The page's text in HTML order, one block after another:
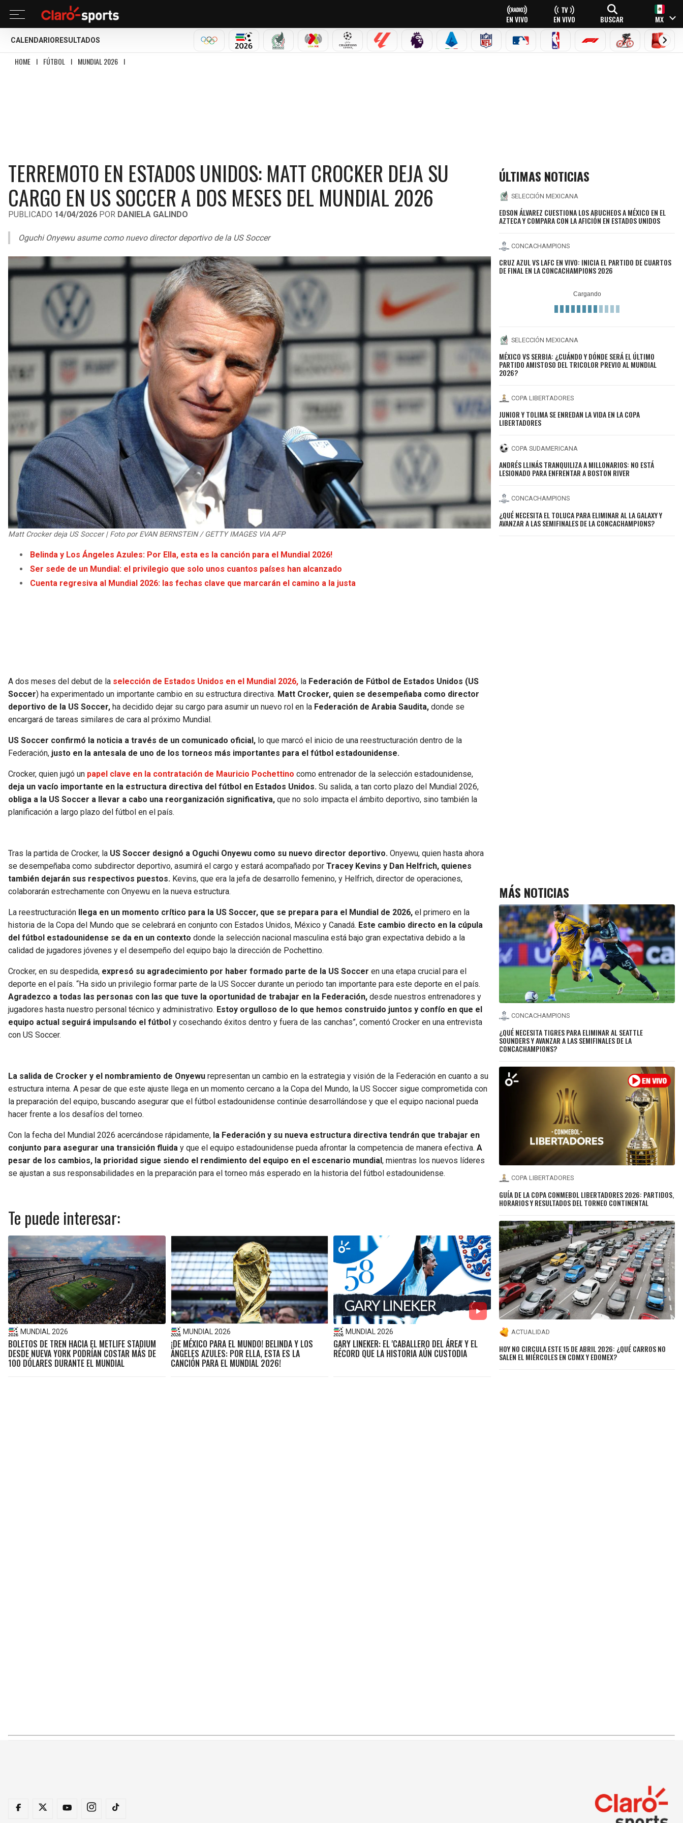
EN VIVO EN VIVO BUSCAR MX
CALENDARIO RESULTADOS
OLÍMPICOSMUNDIAL 2026SELECCIÓN MEXICANA
LIGA MX CHAMPIONS LEAGUE
LALIGA PREMIER LEAGUE
SERIE A NFL MLB NBA FÓRMULA 1CICLISMOBOXEO
HOME I FÚTBOL I MUNDIAL 2026 I
TERREMOTO EN ESTADOS UNIDOS: MATT CROCKER DEJA SU
CARGO EN US SOCCER A DOS MESES DEL MUNDIAL 2026
PUBLICADO 14/04/2026 POR DANIELA GALINDO
Oguchi Onyewu asume como nuevo director deportivo de la US Soccer
Matt Crocker deja US Soccer | Foto por EVAN BERNSTEIN / GETTY IMAGES VIA AFP
Belinda y Los Ángeles Azules: Por Ella, esta es la canción para el Mundial 2026!
Ser sede de un Mundial: el privilegio que solo unos cuantos países han alcanzado
Cuenta regresiva al Mundial 2026: las fechas clave que marcarán el camino a la justa
A dos meses del debut de la selección de Estados Unidos en el Mundial 2026, la Federación de Fútbol de Estados Unidos (US
Soccer) ha experimentado un importante cambio en su estructura directiva. Matt Crocker, quien se desempeñaba como director
deportivo de la US Soccer, ha decidido dejar su cargo para asumir un nuevo rol en la Federación de Arabia Saudita, donde se
encargará de tareas similares de cara al próximo Mundial.
US Soccer confirmó la noticia a través de un comunicado oficial, lo que marcó el inicio de una reestructuración dentro de la
Federación, justo en la antesala de uno de los torneos más importantes para el fútbol estadounidense.
Crocker, quien jugó un papel clave en la contratación de Mauricio Pochettino como entrenador de la selección estadounidense,
deja un vacío importante en la estructura directiva del fútbol en Estados Unidos. Su salida, a tan corto plazo del Mundial 2026,
obliga a la US Soccer a llevar a cabo una reorganización significativa, que no solo impacta el ámbito deportivo, sino también la
planificación a largo plazo del fútbol en el país.
Tras la partida de Crocker, la US Soccer designó a Oguchi Onyewu como su nuevo director deportivo. Onyewu, quien hasta ahora
se desempeñaba como subdirector deportivo, asumirá el cargo y estará acompañado por Tracey Kevins y Dan Helfrich, quienes
también dejarán sus respectivos puestos. Kevins, que era la jefa de desarrollo femenino, y Helfrich, director de operaciones,
colaborarán estrechamente con Onyewu en la nueva estructura.
La reestructuración llega en un momento crítico para la US Soccer, que se prepara para el Mundial de 2026, el primero en la
historia de la Copa del Mundo que se celebrará en conjunto con Estados Unidos, México y Canadá. Este cambio directo en la cúpula
del fútbol estadounidense se da en un contexto donde la selección nacional masculina está bajo gran expectativa debido a la
calidad de jugadores jóvenes y el desempeño del equipo bajo la dirección de Pochettino.
Crocker, en su despedida, expresó su agradecimiento por haber formado parte de la US Soccer en una etapa crucial para el
deporte en el país. “Ha sido un privilegio formar parte de la US Soccer durante un periodo tan importante para este deporte en el país.
Agradezco a todas las personas con las que tuve la oportunidad de trabajar en la Federación, desde nuestros entrenadores y
jugadores hasta nuestro personal técnico y administrativo. Estoy orgulloso de lo que hemos construido juntos y confío en que el
equipo actual seguirá impulsando el fútbol y cosechando éxitos dentro y fuera de las canchas”, comentó Crocker en una entrevista
con US Soccer.
La salida de Crocker y el nombramiento de Onyewu representan un cambio en la estrategia y visión de la Federación en cuanto a su
estructura interna. A pesar de que este ajuste llega en un momento cercano a la Copa del Mundo, la US Soccer sigue comprometida con
la preparación del equipo, buscando asegurar que el fútbol estadounidense continúe desarrollándose y que el equipo nacional pueda
hacer frente a los desafíos del torneo.
Con la fecha del Mundial 2026 acercándose rápidamente, la Federación y su nueva estructura directiva tendrán que trabajar en
conjunto para asegurar una transición fluida y que el equipo estadounidense pueda afrontar la competencia de manera efectiva. A
pesar de los cambios, la prioridad sigue siendo el rendimiento del equipo en el escenario mundial, mientras los nuevos líderes
se ajustan a sus responsabilidades en la preparación para el torneo más esperado en la historia del fútbol estadounidense.
Te puede interesar:
MUNDIAL 2026
BOLETOS DE TREN HACIA EL METLIFE STADIUM
DESDE NUEVA YORK PODRÍAN COSTAR MÁS DE
100 DÓLARES DURANTE EL MUNDIAL
MUNDIAL 2026
¡DE MÉXICO PARA EL MUNDO! BELINDA Y LOS
ÁNGELES AZULES: POR ELLA, ESTA ES LA
CANCIÓN PARA EL MUNDIAL 2026!
MUNDIAL 2026
GARY LINEKER: EL 'CABALLERO DEL ÁREA' Y EL
RÉCORD QUE LA HISTORIA AÚN CUSTODIA
ÚLTIMAS NOTICIAS
SELECCIÓN MEXICANA
EDSON ÁLVAREZ CUESTIONA LOS ABUCHEOS A MÉXICO EN EL
AZTECA Y COMPARA CON LA AFICIÓN EN ESTADOS UNIDOS
CONCACHAMPIONS
CRUZ AZUL VS LAFC EN VIVO: INICIA EL PARTIDO DE CUARTOS
DE FINAL EN LA CONCACHAMPIONS 2026
SELECCIÓN MEXICANA
MÉXICO VS SERBIA: ¿CUÁNDO Y DÓNDE SERÁ EL ÚLTIMO
PARTIDO AMISTOSO DEL TRICOLOR PREVIO AL MUNDIAL
2026?
COPA LIBERTADORES
JUNIOR Y TOLIMA SE ENREDAN LA VIDA EN LA COPA
LIBERTADORES
COPA SUDAMERICANA
ANDRÉS LLINÁS TRANQUILIZA A MILLONARIOS: NO ESTÁ
LESIONADO PARA ENFRENTAR A BOSTON RIVER
CONCACHAMPIONS
¿QUÉ NECESITA EL TOLUCA PARA ELIMINAR AL LA GALAXY Y
AVANZAR A LAS SEMIFINALES DE LA CONCACHAMPIONS?
MÁS NOTICIAS
CONCACHAMPIONS
¿QUÉ NECESITA TIGRES PARA ELIMINAR AL SEATTLE
SOUNDERS Y AVANZAR A LAS SEMIFINALES DE LA
CONCACHAMPIONS?
COPA LIBERTADORES
GUÍA DE LA COPA CONMEBOL LIBERTADORES 2026: PARTIDOS,
HORARIOS Y RESULTADOS DEL TORNEO CONTINENTAL
ACTUALIDAD
HOY NO CIRCULA ESTE 15 DE ABRIL 2026: ¿QUÉ CARROS NO
SALEN EL MIÉRCOLES EN CDMX Y EDOMEX?